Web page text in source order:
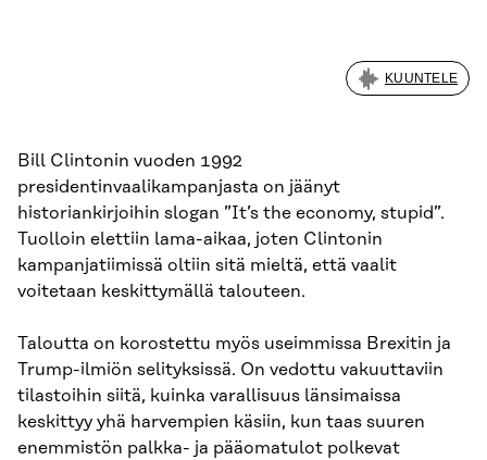
KUUNTELE
Bill Clintonin vuoden 1992
presidentinvaalikampanjasta on jäänyt
historiankirjoihin slogan ”It’s the economy, stupid”.
Tuolloin elettiin lama-aikaa, joten Clintonin
kampanjatiimissä oltiin sitä mieltä, että vaalit
voitetaan keskittymällä talouteen.
Taloutta on korostettu myös useimmissa Brexitin ja
Trump-ilmiön selityksissä. On vedottu vakuuttaviin
tilastoihin siitä, kuinka varallisuus länsimaissa
keskittyy yhä harvempien käsiin, kun taas suuren
enemmistön palkka- ja pääomatulot polkevat